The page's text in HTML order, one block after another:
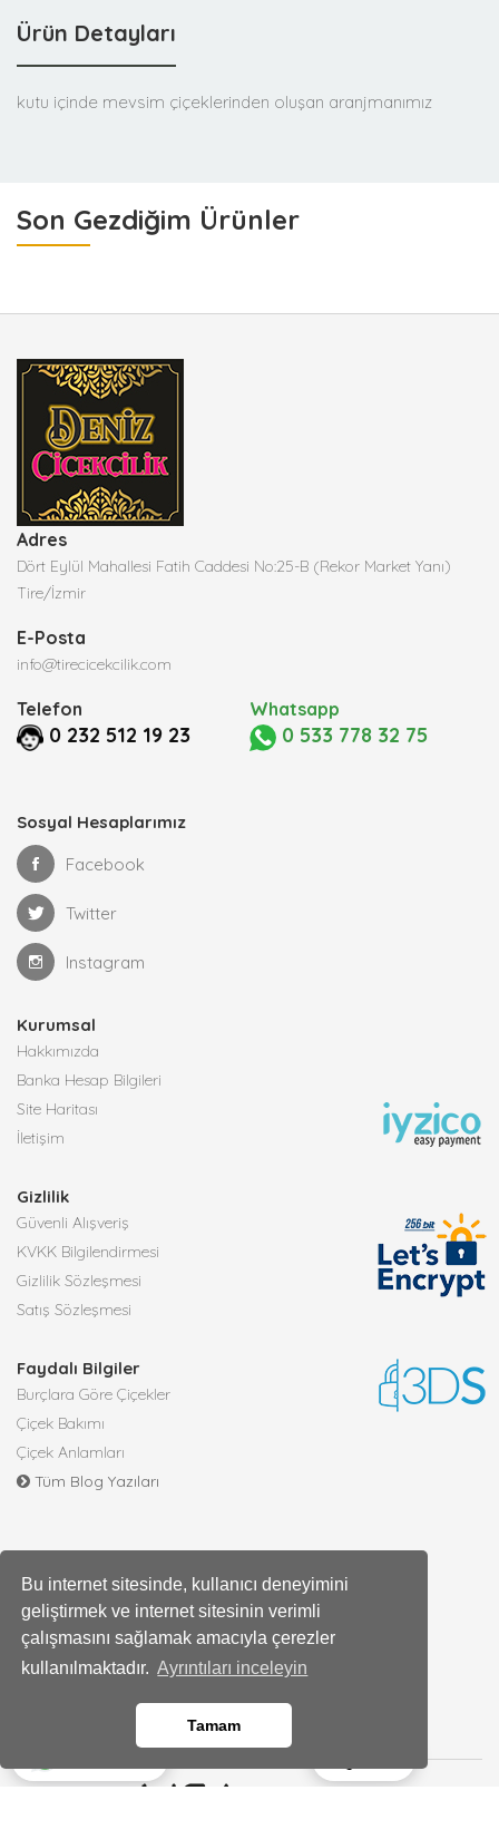
Bu internet sitesinde, kullanıcı deneyimini
geliştirmek ve internet sitesinin verimli
çalışmasını sağlamak amacıyla çerezler
kullanılmaktadır. Ayrıntıları inceleyin
Tamam
Ürün Detayları
kutu içinde mevsim çiçeklerinden oluşan aranjmanımız
Son Gezdiğim Ürünler
Adres
Dört Eylül Mahallesi Fatih Caddesi No:25-B (Rekor Market Yanı)
Tire/İzmir
E-Posta
info@tirecicekcilik.com
Telefon
0 232 512 19 23
Whatsapp
0 533 778 32 75
Sosyal Hesaplarımız
Facebook
Twitter
Instagram
Kurumsal
Hakkımızda
Banka Hesap Bilgileri
Site Haritası
İletişim
Gizlilik
Güvenli Alışveriş
KVKK Bilgilendirmesi
Gizlilik Sözleşmesi
Satış Sözleşmesi
Faydalı Bilgiler
Burçlara Göre Çiçekler
Çiçek Bakımı
Çiçek Anlamları
Tüm Blog Yazıları